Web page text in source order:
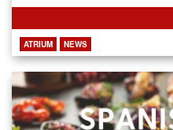
ATRIUM NEWS